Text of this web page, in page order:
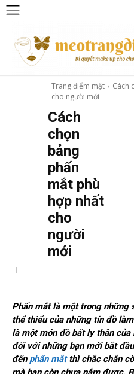
Trang điểm mặt
Cách
cho người mới
Cách
chọn
bảng
phấn
mắt phù
hợp nhất
cho
người
mới
Phấn mắt là một trong những
thể thiếu của những tín đồ
là một món đồ bất ly thân của
đối với những bạn mới bắt
đến phấn mắtthì chắc chắn